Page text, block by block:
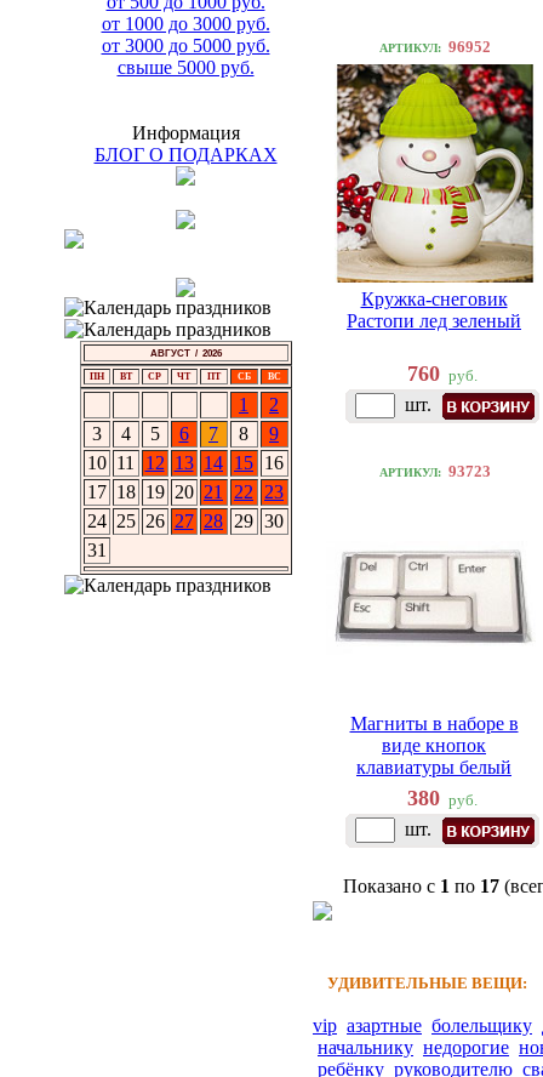
от 1000 до 3000 руб.
от 3000 до 5000 руб.
свыше 5000 руб.
Информация
БЛОГ О ПОДАРКАХ
АВГУСТ / 2026
ПН ВТ СР ЧТ ПТ СБ ВС
1
2
3
4 5 6 7 8
9
10 11 12 13 14 15 16
17 18 19 20 21 22
23
24 25 26 27 28 29 30
31
АРТИКУЛ: 96952
Кружка-снеговик
Растопи лед зеленый
760 руб.
шт.
АРТИКУЛ: 93723
Магниты в наборе в
виде кнопок
клавиатуры белый
380 руб.
шт.
Показано с 1 по 17
УДИВИТЕЛЬНЫЕ ВЕЩИ:
vip азартные болельщику
начальнику недорогие
ребёнку руководителю